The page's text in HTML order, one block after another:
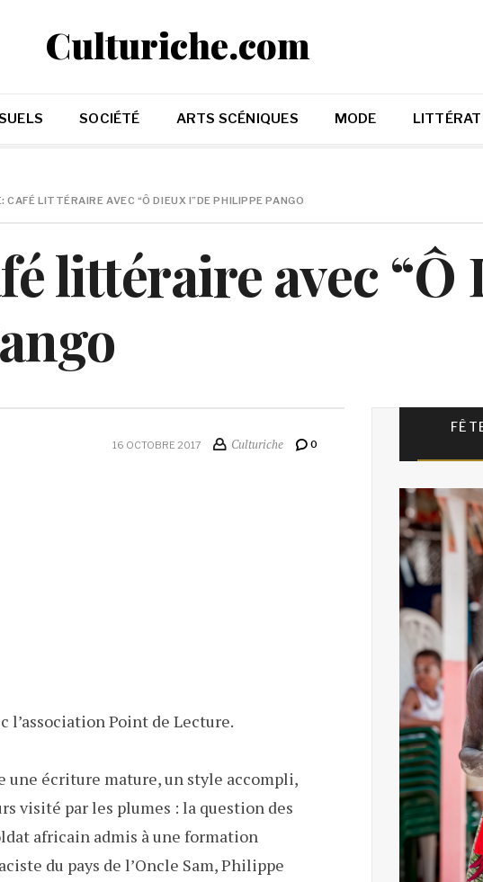
Culturiche.com
SOCIÉTÉ ARTS SCÉNIQUES MODE
LITTÉRAIRE AVEC “Ô DIEUX !”DE PHILIPPE PANGO
littéraire avec “Ô
16 OCTOBRE 2017 Culturiche 0
l’association Point de Lecture.
une écriture mature, un style accompli,
visité par les plumes : la question des
africain admis à une formation
du pays de l’Oncle Sam, Philippe